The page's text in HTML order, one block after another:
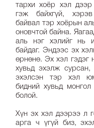
тархи хоёр хэл дээр
гэж байхгүй,
байвал тэр хоёрын
оновчтой байна.
аль нэг хэлийг нь
байдаг. Эндээс эх
өрнөнө. Эх хэл гэдэг
хувьд эхэлж сурсан,
эхэлсэн тэр хэл
бидний хувьд
болой.
Хүн эх хэл дээрээ л
арга ч үгүй биз,